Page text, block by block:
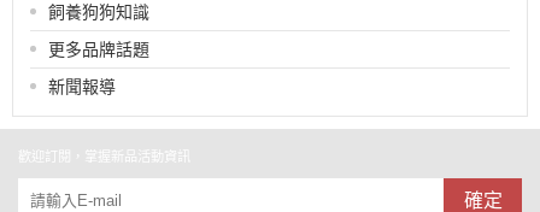
飼養狗狗知識
更多品牌話題
新聞報導
歡迎訂閱，掌握新品活動資訊
確定